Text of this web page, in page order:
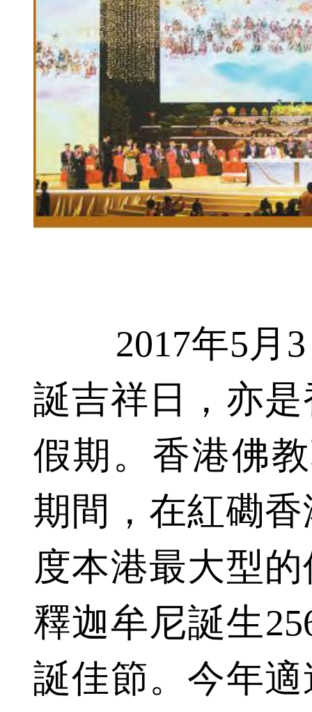
2017年5月3
誕吉祥日，亦
假期。香港佛
期間，在紅磡
度本港最大型
釋迦牟尼誕生
誕佳節。今年